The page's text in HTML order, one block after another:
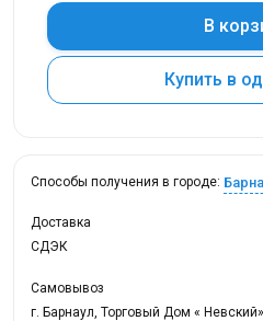
В
Способы получения в городе:
Доставка
СДЭК
Самовывоз
г. Барнаул, Торговый Дом «